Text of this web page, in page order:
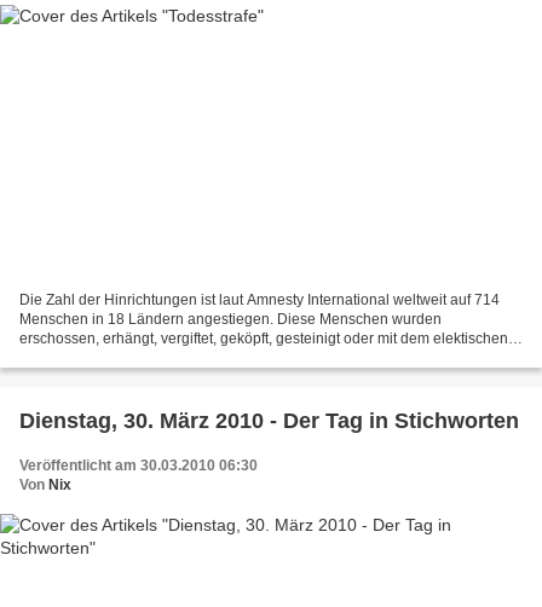
Die Zahl der Hinrichtungen ist laut Amnesty International weltweit auf 714
Menschen in 18 Ländern angestiegen. Diese Menschen wurden
erschossen, erhängt, vergiftet, geköpft, gesteinigt oder mit dem elektischen
Dienstag, 30. März 2010 - Der Tag in Stichworten
Veröffentlicht am 30.03.2010 06:30
Von Nix